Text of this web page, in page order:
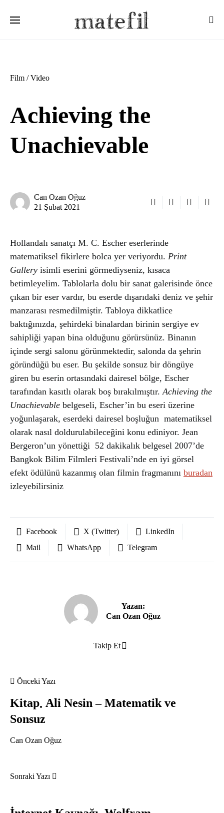
Film / Video
Achieving the
Unachievable
Can Ozan Oğuz
21 Şubat 2021
Hollandalı sanatçı M. C. Escher eserlerinde
matematiksel fikirlere bolca yer veriyordu. Print
Gallery isimli eserini görmediyseniz, kısaca
betimleyelim. Tablolarla dolu bir sanat galerisinde önce
çıkan bir eser vardır, bu eserde dışarıdaki deniz ve şehir
manzarası resmedilmiştir. Tabloya dikkatlice
baktığınızda, şehirdeki binalardan birinin sergiye ev
sahipliği yapan bina olduğunu görürsünüz. Binanın
içinde sergi salonu görünmektedir, salonda da şehrin
göründüğü bu eser. Bu şekilde sonsuz bir döngüye
giren bu eserin ortasındaki dairesel bölge, Escher
tarafından kasıtlı olarak boş bırakılmıştır.Achieving the
Unachievable belgeseli, Escher’in bu eseri üzerine
yoğunlaşarak, eserdeki dairesel boşluğun matematiksel
olarak nasıl doldurulabileceğini konu ediniyor. Jean
Bergeron’un yönettiği 52 dakikalık belgesel 2007’de
Bangkok Bilim Filmleri Festivali’nde en iyi görsel
efekt ödülünü kazanmış olan filmin fragmanını buradan
izleyebilirsiniz
Facebook X (Twitter)
LinkedIn
Mail
WhatsApp Telegram
Yazan:
Can Ozan Oğuz
Takip Et
Önceki Yazı
Kitap Ali Nesin – Matematik ve
Sonsuz
Can Ozan Oğuz
Sonraki Yazı